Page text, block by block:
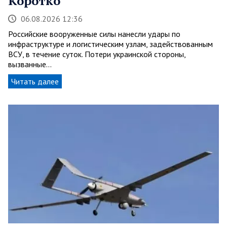
06.08.2026 12:36
Российские вооруженные силы нанесли удары по
инфраструктуре и логистическим узлам, задействованным
ВСУ, в течение суток. Потери украинской стороны,
вызванные…
Читать далее